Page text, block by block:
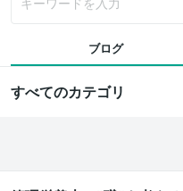
ブログ
すべてのカテゴリ